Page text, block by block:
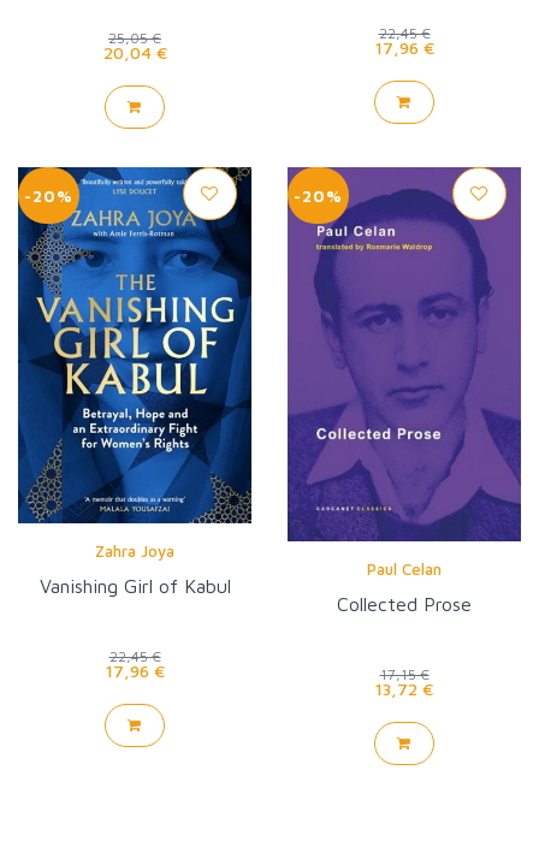
25,05 €
20,04 €
22,45 €
17,96 €
-20%
Zahra Joya
Vanishing Girl of Kabul
22,45 €
17,96 €
-20%
Paul Celan
Collected Prose
17,15 €
13,72 €